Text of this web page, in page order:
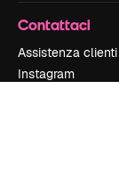
Contattaci
Assistenza clienti
Instagram